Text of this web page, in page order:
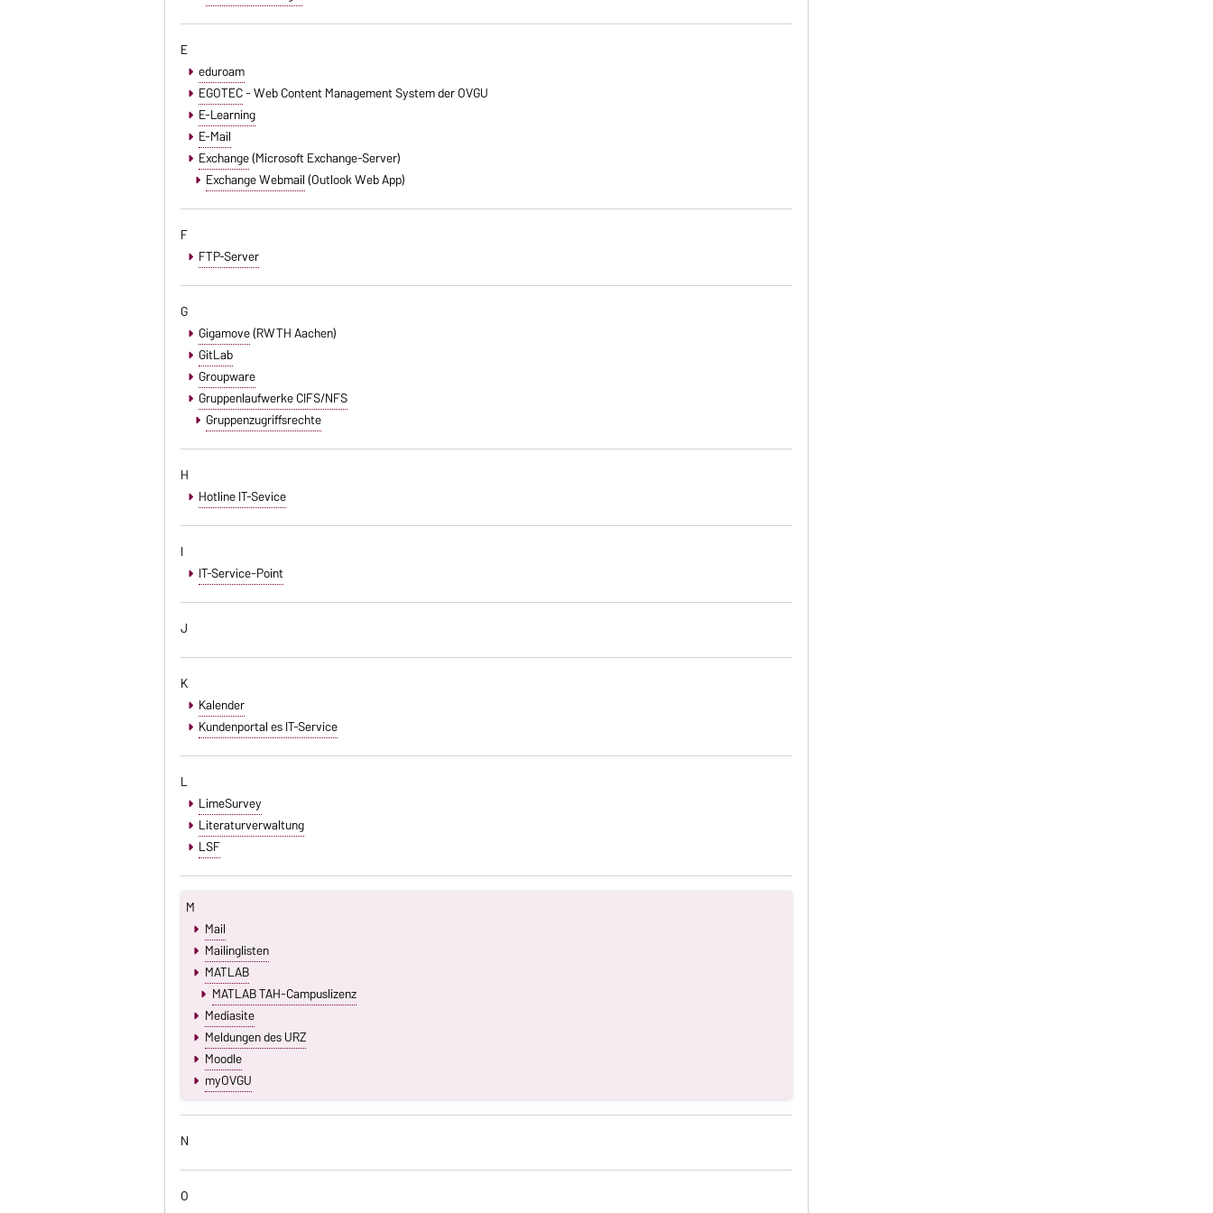
E
eduroam
EGOTEC- Web Content Management System der OVGU
E-Learning
E-Mail
Exchange(Microsoft Exchange-Server)
Exchange Webmail(Outlook Web App)
F
FTP-Server
G
Gigamove(RWTH Aachen)
GitLab
Groupware
Gruppenlaufwerke CIFS/NFS
Gruppenzugriffsrechte
H
Hotline IT-Sevice
I
IT-Service-Point
J
K
Kalender
Kundenportal es IT-Service
L
LimeSurvey
Literaturverwaltung
LSF
M
Mail
Mailinglisten
MATLAB
MATLAB TAH-Campuslizenz
Mediasite
Meldungen des URZ
Moodle
myOVGU
N
O